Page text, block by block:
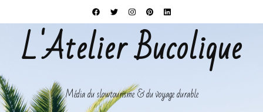
L'Atelier Bucolique
Média du slowtourisme & du voyage durable